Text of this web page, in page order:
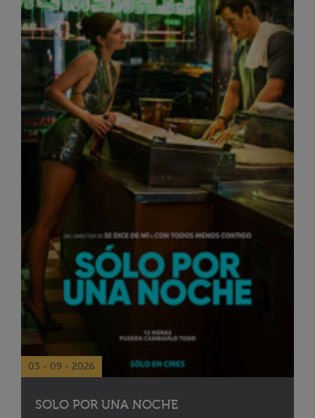
03 - 09 - 2026
SOLO POR UNA NOCHE